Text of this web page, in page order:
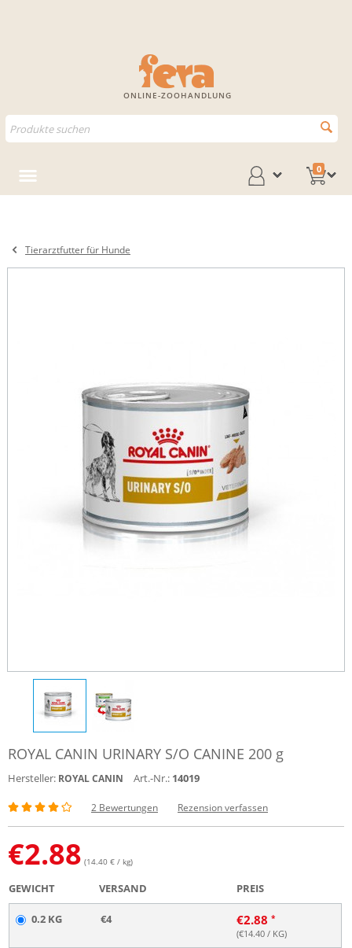
ONLINE-ZOOHANDLUNG
0
Tierarztfutter für Hunde
ROYAL CANIN URINARY S/O CANINE 200 g
Hersteller: ROYAL CANIN Art.-Nr.: 14019
2 Bewertungen Rezension verfassen
€2.88 (14.40 € / kg)
GEWICHT VERSAND PREIS
0.2 KG €4 €2.88
(€14.40 / KG)